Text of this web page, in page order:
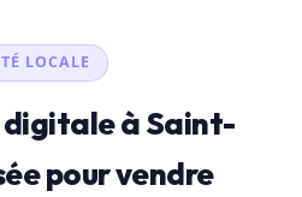
LOCALE
digitale à Saint-
pour vendre